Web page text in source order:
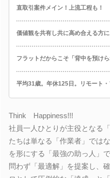
直取引案件メイン！上流工程も！
価値観を共有し共に高め合える方
フラットだからこそ「背中を預け
平均31歳。年休125日。リモート
Think Happiness!!!
社員一人ひとりが主役となる
たちは単なる「作業者」では
を形にする「最強の助っ人」
問わず「最適解」を提案し、